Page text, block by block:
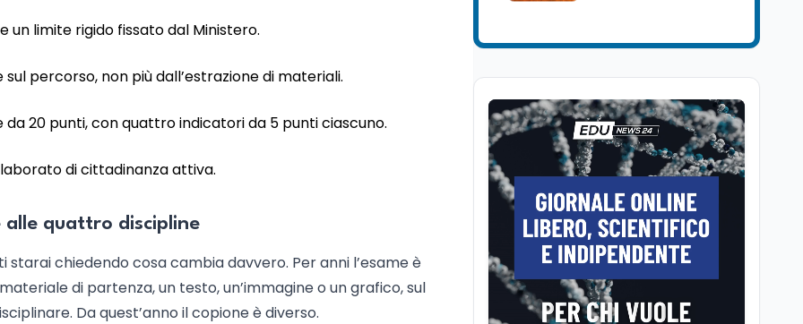
limite rigido fissato dal Ministero.
percorso, non più dall’estrazione di materiali.
da 20 punti, con quattro indicatori da 5 punti ciascuno.
di cittadinanza attiva.
alle quattro discipline
chiedendo cosa cambia davvero. Per anni l’esame è
di partenza, un testo, un’immagine o un grafico, sul
Da quest’anno il copione è diverso.
europea in memoria
di Strasburgo in ricordo
dei minatori morti a
Marcinelle nel 1956
Università8 ago
Università statali, il
Fondo ordinario 2026
sale a 9,415 miliardi, c'è
Bernini sul decreto
Tecnologia8 ago
Il cloaking selettivo di
Time: ads invisibili solo
Mondo 8 ago